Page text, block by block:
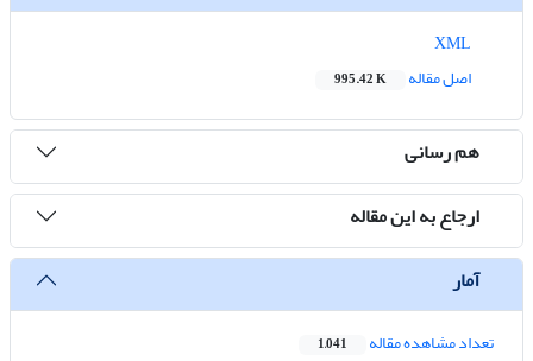
اصل مقاله
995.42 K
هم رسانی
ارجاع به این مقاله
آمار
تعداد مشاهده مقاله 1,041